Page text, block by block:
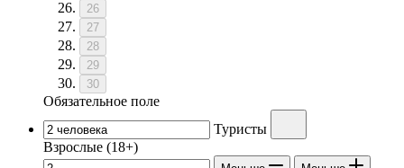
26
27
28
29
30
Обязательное поле
Туристы
Взрослые (18+)